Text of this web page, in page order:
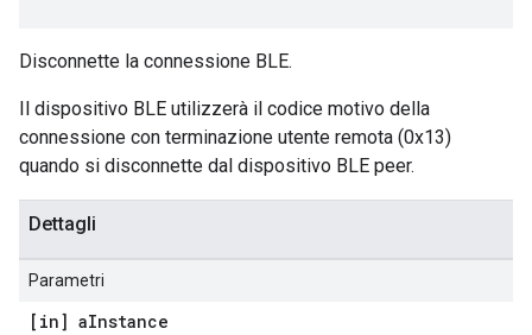
Disconnette la connessione BLE.
Il dispositivo BLE utilizzerà il codice motivo della
connessione con terminazione utente remota (0x13)
quando si disconnette dal dispositivo BLE peer.
Dettagli
Parametri
[in] aInstance